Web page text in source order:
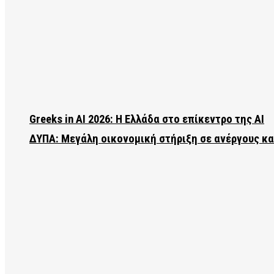
Greeks in AI 2026: Η Ελλάδα στο επίκεντρο της AI
ΔΥΠΑ: Μεγάλη οικονομική στήριξη σε ανέργους